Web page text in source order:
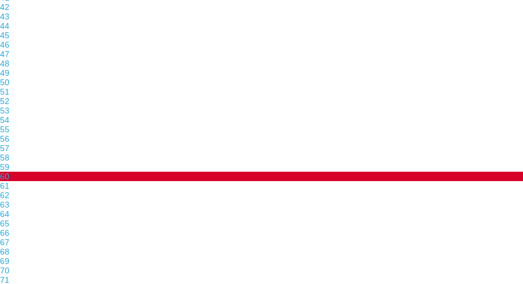
42
43
44
45
46
47
48
49
50
51
52
53
54
55
56
57
58
59
60
61
62
63
64
65
66
67
68
69
70
71